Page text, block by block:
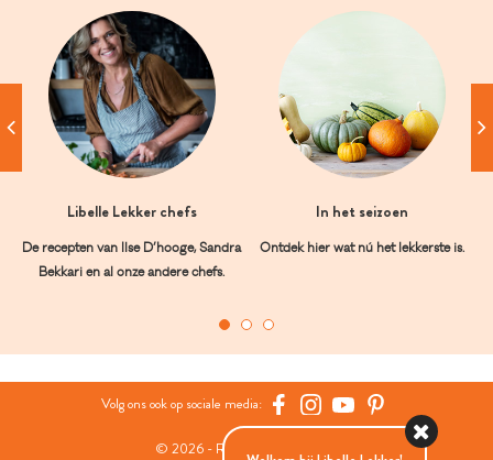
Libelle Lekker chefs
De recepten van Ilse D’hooge, Sandra
Bekkari en al onze andere chefs.
In het seizoen
Ontdek hier wat nú het lekkerste is.
Volg ons ook op sociale media:
© 2026 - Roularta Media Group